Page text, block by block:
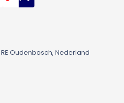
Oudenbosch, Nederland